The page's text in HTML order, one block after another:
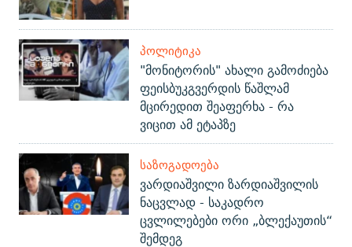
ᲞᲝᲚᲘᲢᲘᲙᲐ
"მონიტორის" ახალი გამოძიება
ფეისბუკგვერდის წაშლამ
მცირედით შეაფერხა - რა
ვიცით ამ ეტაპზე
ᲡᲐᲖᲝᲒᲐᲓᲝᲔᲑᲐ
ვარდიაშვილი ზარდიაშვილის
ნაცვლად - საკადრო
ცვლილებები ორი „ბლექაუთის“
შემდეგ